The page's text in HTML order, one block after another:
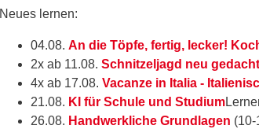
Neues lernen:
04.08. An die Töpfe, fertig, lecker!
2x ab 11.08. Schnitzeljagd neu
4x ab 17.08. Vacanze in Italia -
21.08. KI für Schule und Studium
26.08. Handwerkliche Grundlagen (10-